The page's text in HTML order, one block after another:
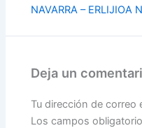
NAVARRA – ERLIJIOA
Deja un
Tu dirección de correo
Los campos